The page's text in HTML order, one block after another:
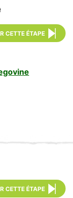
CETTE ÉTAPE
CETTE ÉTAPE